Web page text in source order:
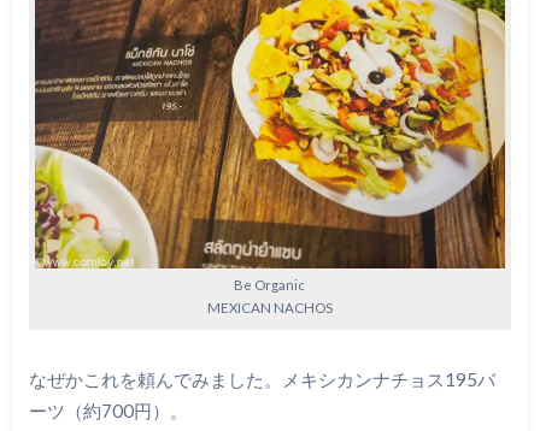
Be Organic
MEXICAN NACHOS
なぜかこれを頼んでみました。メキシカンナチョス195バ
ーツ（約700円）。